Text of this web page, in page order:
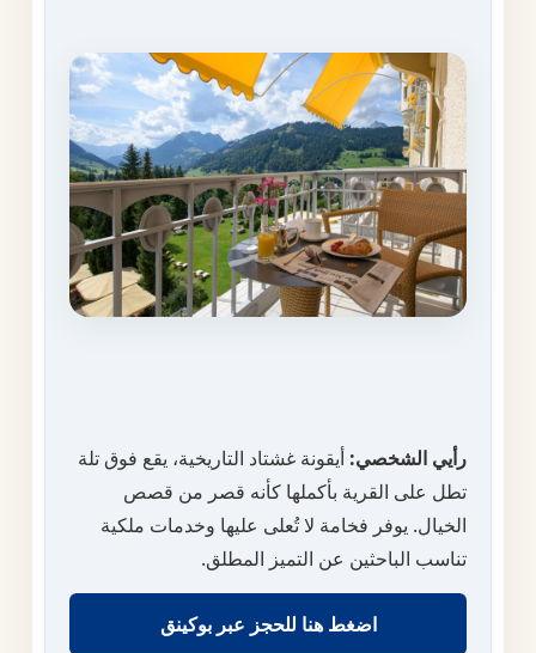
رأيي الشخصي: أيقونة غشتاد التاريخية، يقع فوق تلة
تطل على القرية بأكملها كأنه قصر من قصص
الخيال. يوفر فخامة لا تُعلى عليها وخدمات ملكية
تناسب الباحثين عن التميز المطلق.
اضغط هنا للحجز عبر بوكينق